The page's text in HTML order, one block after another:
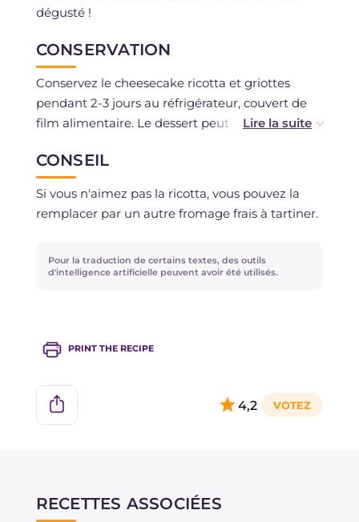
dégusté !
CONSERVATION
Conservez le cheesecake ricotta et griottes
pendant 2-3 jours au réfrigérateur, couvert de
film alimentaire. Le dessert peut être congelé,
uniquement les portions nécessaires.
CONSEIL
Si vous n'aimez pas la ricotta, vous pouvez la
remplacer par un autre fromage frais à tartiner.
Pour la traduction de certains textes, des outils
d'intelligence artificielle peuvent avoir été utilisés.
PRINT THE RECIPE
4,2
RECETTES ASSOCIÉES